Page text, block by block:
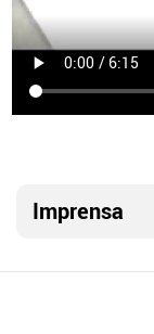
Imprensa